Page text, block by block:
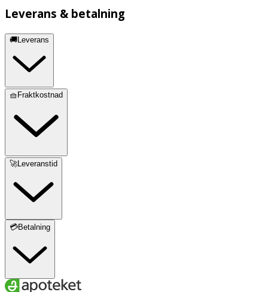
Leverans & betalning
🚚Leverans
🧺Fraktkostnad
🚀Leveranstid
💳Betalning